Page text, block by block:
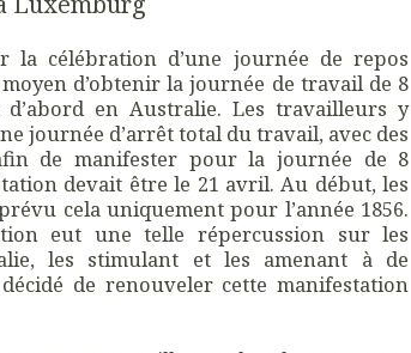
la célébration d’une journée de repos
d’obtenir la journée de travail de 8
en Australie. Les travailleurs y
journée d’arrêt total du travail, avec des
de manifester pour la journée de 8
devait être le 21 avril. Au début, les
cela uniquement pour l’année 1856.
eut une telle répercussion sur les
les stimulant et les amenant à de
de renouveler cette manifestation